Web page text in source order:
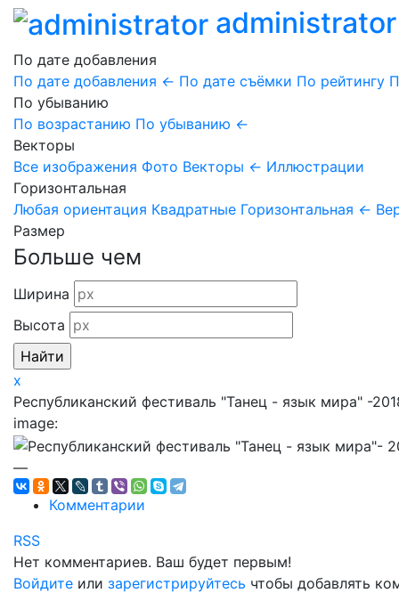
administrator
По дате добавления
По дате добавления ← По дате съёмки По рейтингу
По убыванию
По возрастанию По убыванию ←
Векторы
Все изображения Фото Векторы ← Иллюстрации
Горизонтальная
Любая ориентация Квадратные Горизонтальная ←
Размер
Больше чем
Ширина
Высота
x
Республиканский фестиваль "Танец - язык мира" -
image:
—
Комментарии
RSS
Нет комментариев. Ваш будет первым!
Войдите или зарегистрируйтесь чтобы добавлять